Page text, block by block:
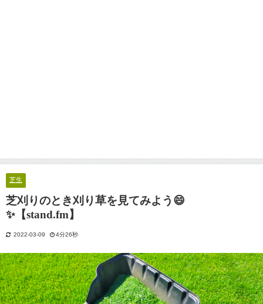
芝生
芝刈りのとき刈り草を見てみよう😄
✨【stand.fm】
2022-03-09 4分26秒